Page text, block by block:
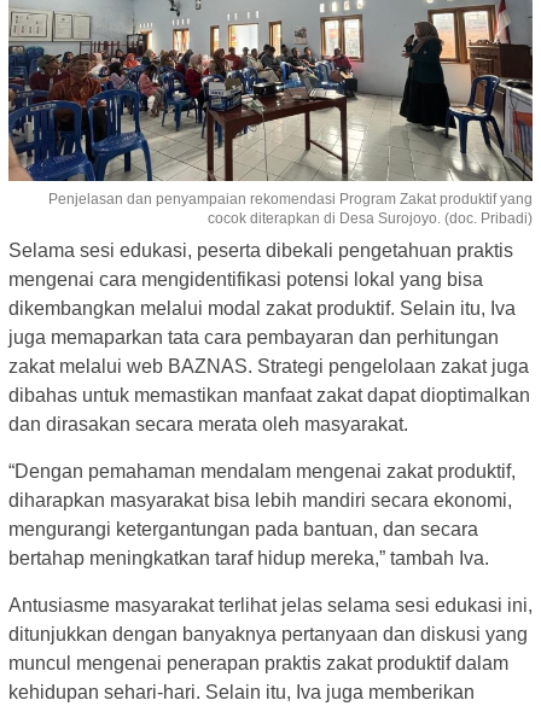
Penjelasan dan penyampaian rekomendasi Program Zakat produktif yang
cocok diterapkan di Desa Surojoyo. (doc. Pribadi)
Selama sesi edukasi, peserta dibekali pengetahuan praktis
mengenai cara mengidentifikasi potensi lokal yang bisa
dikembangkan melalui modal zakat produktif. Selain itu, Iva
juga memaparkan tata cara pembayaran dan perhitungan
zakat melalui web BAZNAS. Strategi pengelolaan zakat juga
dibahas untuk memastikan manfaat zakat dapat dioptimalkan
dan dirasakan secara merata oleh masyarakat.
“Dengan pemahaman mendalam mengenai zakat produktif,
diharapkan masyarakat bisa lebih mandiri secara ekonomi,
mengurangi ketergantungan pada bantuan, dan secara
bertahap meningkatkan taraf hidup mereka,” tambah Iva.
Antusiasme masyarakat terlihat jelas selama sesi edukasi ini,
ditunjukkan dengan banyaknya pertanyaan dan diskusi yang
muncul mengenai penerapan praktis zakat produktif dalam
kehidupan sehari-hari. Selain itu, Iva juga memberikan